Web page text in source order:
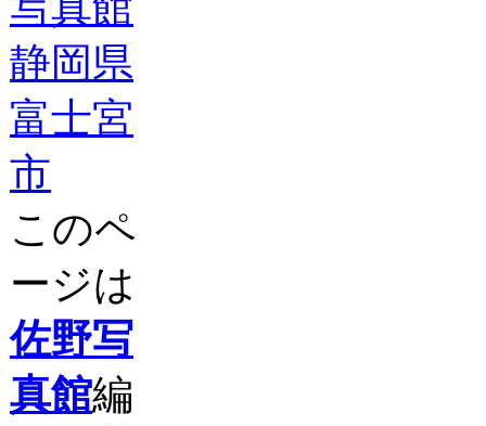
このペ
ージは
佐野写
真館編